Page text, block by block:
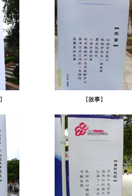
】 【故事】